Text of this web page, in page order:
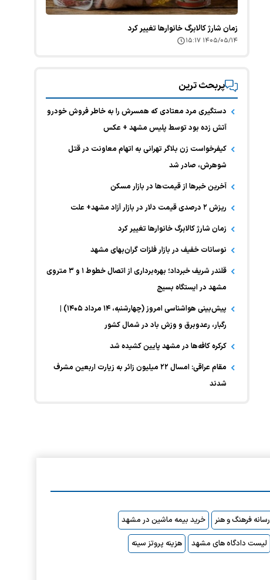
زمان شارژ کالابرگ خانوارها تغییر کرد
۱۴۰۵/۰۵/۱۴ ۱۵:۱۷
پربحث ترین
دستگیری مرد معتادی که همسرش را به خاطر فروش خودرو
آتش زده بود توسط پلیس مشهد + عکس
کیفرخواست زن بلاگر تهرانی به اتهام معاونت در قتل
شوهرش، صادر شد
آخرین خبر‌ها از قیمت‌ها در بازار مسکن
ریزش ۲ درصدی قیمت دلار در بازار آزاد مشهد+ علت
زمان شارژ کالابرگ خانوارها تغییر کرد
نوسانات خفیف در بازار فلزات گران‌بهای مشهد
قلندر شریف خبرداد؛ بهره‌برداری از اتصال خطوط ۱ و ۳ متروی
مشهد در ایستگاه بسیج
پیش‌بینی هواشناسی امروز (چهارشنبه، ۱۴ مرداد ۱۴۰۵) |
رگبار، رعدوبرق و وزش باد در شمال کشور
کرکره کافه‌ها در مشهد پایین کشیده شد
مقام عراقی: امسال ۲۲ میلیون زائر به زیارت اربعین مشرف
شدند
رسانه فرهنگ و هنر
خرید بیمه ماشین در مشهد
لیست دادگاه های مشهد هزینه پروتز سینه